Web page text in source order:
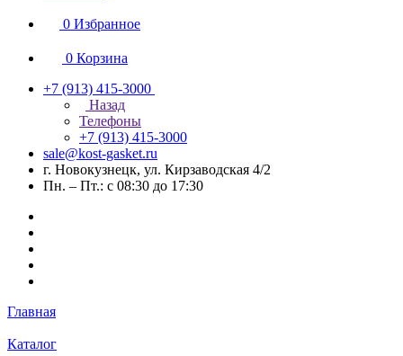
0 Избранное
0 Корзина
+7 (913) 415-3000
Назад
Телефоны
+7 (913) 415-3000
sale@kost-gasket.ru
г. Новокузнецк, ул. Кирзаводская 4/2
Пн. – Пт.: с 08:30 до 17:30
Главная
Каталог